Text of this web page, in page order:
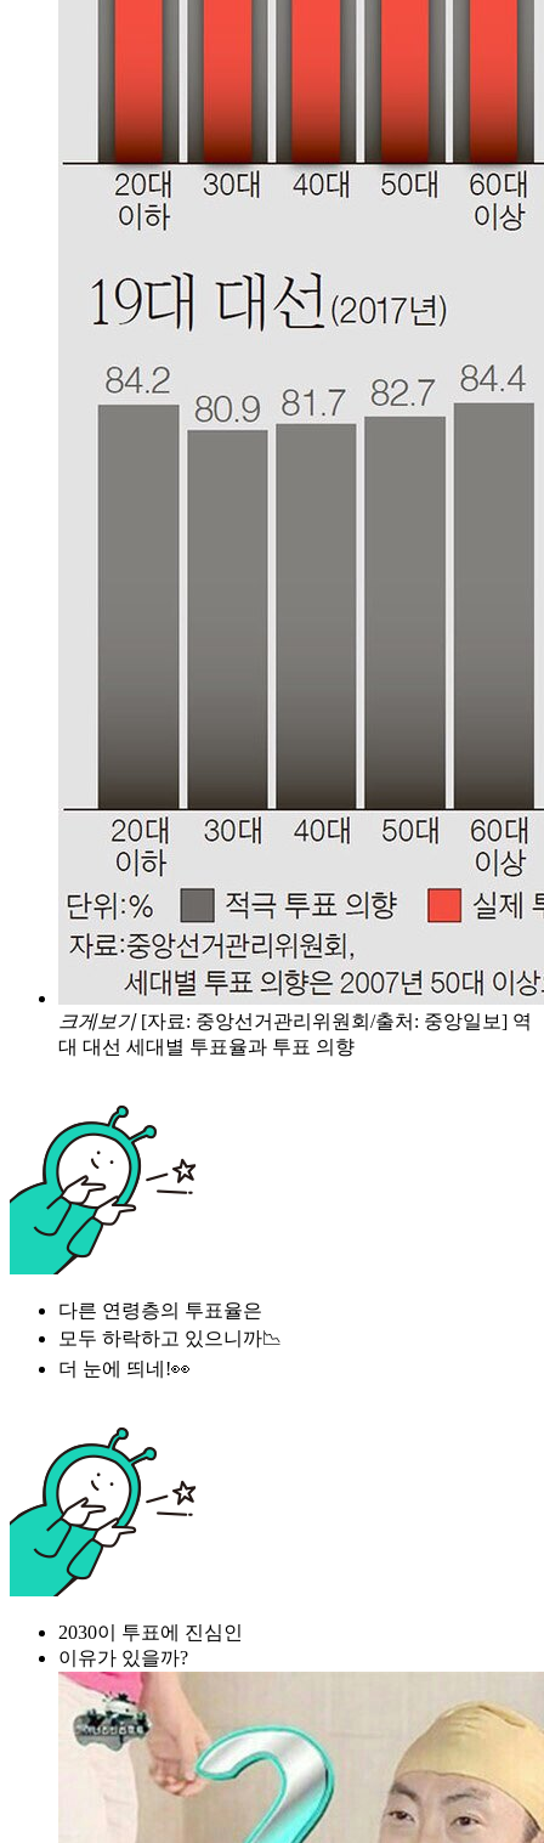
크게보기 [자료: 중앙선거관리위원회/출처: 중앙일보] 역
대 대선 세대별 투표율과 투표 의향
다른 연령층의 투표율은
모두 하락하고 있으니까📉
더 눈에 띄네!👀
2030이 투표에 진심인
이유가 있을까?